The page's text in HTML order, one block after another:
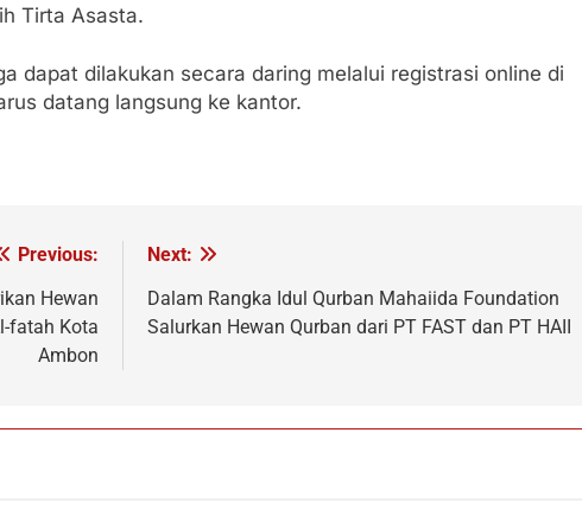
Tirta Asasta.
dapat dilakukan secara daring melalui registrasi online di
datang langsung ke kantor.
Previous:
Hewan
fatah Kota
Ambon
Next:
Dalam Rangka Idul Qurban Mahaiida Foundation
Salurkan Hewan Qurban dari PT FAST dan PT HAII